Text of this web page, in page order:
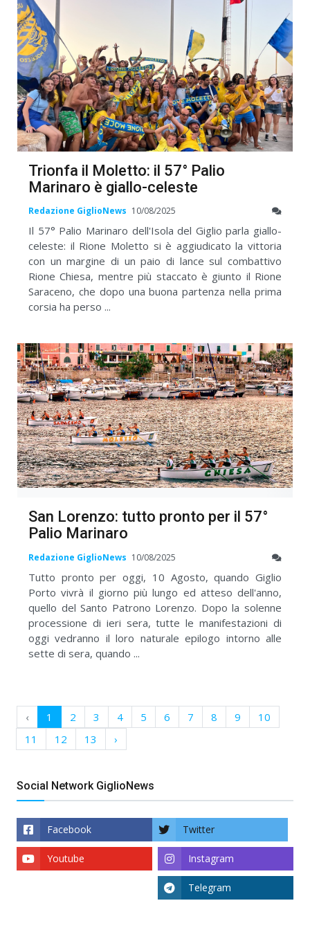
Trionfa il Moletto: il 57° Palio
Marinaro è giallo-celeste
Redazione GiglioNews 10/08/2025
Il 57° Palio Marinaro dell'Isola del Giglio parla giallo-
celeste: il Rione Moletto si è aggiudicato la vittoria
con un margine di un paio di lance sul combattivo
Rione Chiesa, mentre più staccato è giunto il Rione
Saraceno, che dopo una buona partenza nella prima
corsia ha perso ...
San Lorenzo: tutto pronto per il 57°
Palio Marinaro
Redazione GiglioNews 10/08/2025
Tutto pronto per oggi, 10 Agosto, quando Giglio
Porto vivrà il giorno più lungo ed atteso dell'anno,
quello del Santo Patrono Lorenzo. Dopo la solenne
processione di ieri sera, tutte le manifestazioni di
oggi vedranno il loro naturale epilogo intorno alle
sette di sera, quando ...
‹ 1 2 3 4 5 6 7 8 9
10
11
12 13 ›
Social Network GiglioNews
Facebook Twitter
Instagram
Youtube
Telegram